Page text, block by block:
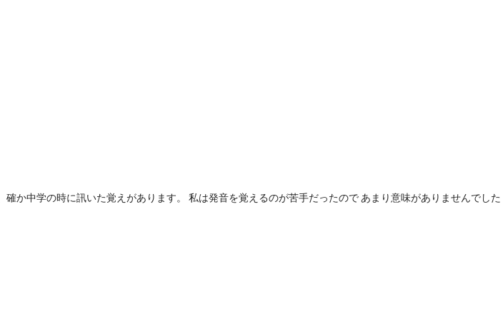
か中学の時に訊いた覚えがあります。 私は発音を覚えるのが苦手だったので あまり意味がありませんでした